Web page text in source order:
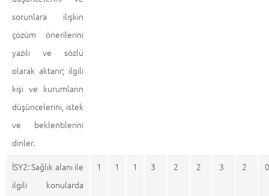
sorunlara ilişkin
çözüm önerilerini
yazılı ve sözlü
olarak aktarır; ilgili
kişi ve kurumların
düşüncelerini, istek
ve beklentilerini
dinler.
İSY2: Sağlık alanı ile
ilgili konularda
1 1 1 3 2 2 3 2 0